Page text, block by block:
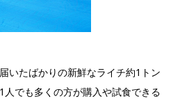
いたばかりの新鮮なライチ約1トン
でも多くの方が購入や試食できる